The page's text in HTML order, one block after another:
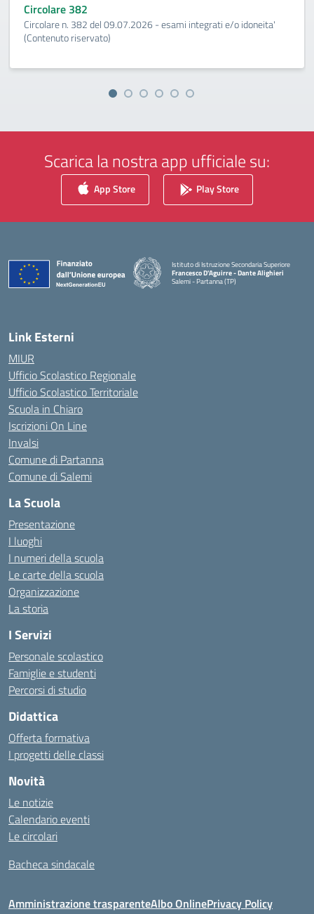
Circolare 382
Circolare n. 382 del 09.07.2026 - esami integrati e/o idoneita'
(Contenuto riservato)
Scarica la nostra app ufficiale su:
App Store Play Store
Istituto di Istruzione Secondaria Superiore
Francesco D'Aguirre - Dante Alighieri
Salemi - Partanna (TP)
Link Esterni
MIUR
Ufficio Scolastico Regionale
Ufficio Scolastico Territoriale
Scuola in Chiaro
Iscrizioni On Line
Invalsi
Comune di Partanna
Comune di Salemi
La Scuola
Presentazione
I luoghi
I numeri della scuola
Le carte della scuola
Organizzazione
La storia
I Servizi
Personale scolastico
Famiglie e studenti
Percorsi di studio
Didattica
Offerta formativa
I progetti delle classi
Novità
Le notizie
Calendario eventi
Le circolari
Bacheca sindacale
Amministrazione trasparenteAlbo OnlinePrivacy Policy